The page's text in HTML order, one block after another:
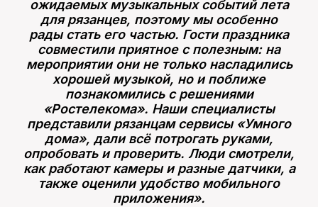
ожидаемых музыкальных событий лета
для рязанцев, поэтому мы особенно
рады стать его частью. Гости праздника
совместили приятное с полезным: на
мероприятии они не только насладились
хорошей музыкой, но и поближе
познакомились с решениями
«Ростелекома». Наши специалисты
представили рязанцам сервисы «Умного
дома», дали всё потрогать руками,
опробовать и проверить. Люди смотрели,
как работают камеры и разные датчики, а
также оценили удобство мобильного
приложения».